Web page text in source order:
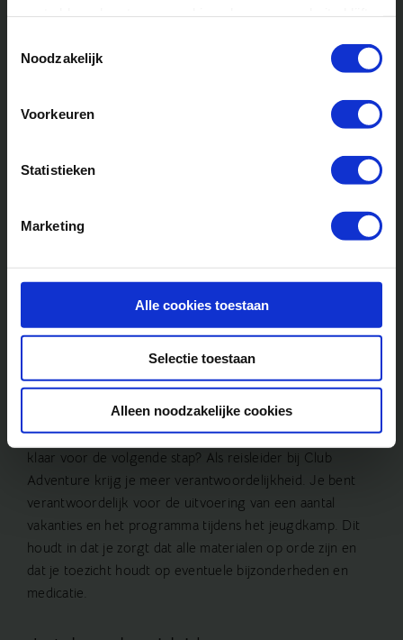
Noodzakelijk
Voorkeuren
Statistieken
Marketing
Alle cookies toestaan
Selectie toestaan
Alleen noodzakelijke cookies
Je taken als begeleider vakantie:
Begeleiden en verzorgen van kinderen
Aandacht besteden aan de individuele
Zorg dragen voor een veilige en plezierige
een gestroomlijnd programma aan te
bieden.
Reisleider
Heb je al wat ervaring opgedaan als begeleider en ben je
klaar voor de volgende stap? Als reisleider bij Club
Adventure krijg je meer verantwoordelijkheid. Je bent
verantwoordelijk voor de uitvoering van een aantal
vakanties en het programma tijdens het jeugdkamp. Dit
houdt in dat je zorgt dat alle materialen op orde zijn en
dat je toezicht houdt op eventuele bijzonderheden en
medicatie.